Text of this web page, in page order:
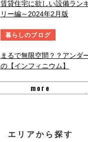
賃貸住宅に欲しい設備ラン
リー編～2024年2月版
暮らしのブログ
まるで無限空間？？アンダ
の【インフィニウム】
more
エリアから探す